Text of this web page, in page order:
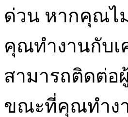
ด่วน หากคุณไ
คุณทำงานกับเ
สามารถติดต่อ
ขณะที่คุณทำง